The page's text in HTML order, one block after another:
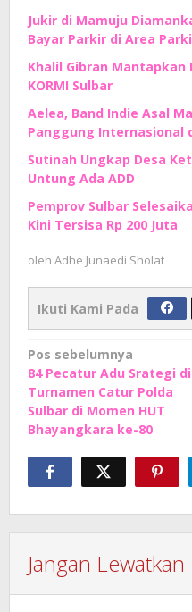
Jukir di Mamuju
Bayar Parkir di Area
Khalil Gibran Mantapkan
KORMI Sulbar
Aelea, Band Indie Asal
Panggung Internasional
Sutinah Ungkap Desa
Untung Ada ADD
Pemprov Sulbar
Kini Tersisa Rp 200 Juta
oleh Adhe Junaedi Sholat
Ikuti Kami Pada
Navigasi
pos
Pos sebelumnya
84 Pecatur Adu Srategi di
Turnamen Catur Polda
Sulbar di Momen HUT
Bhayangkara ke-80
Jangan Lewatkan